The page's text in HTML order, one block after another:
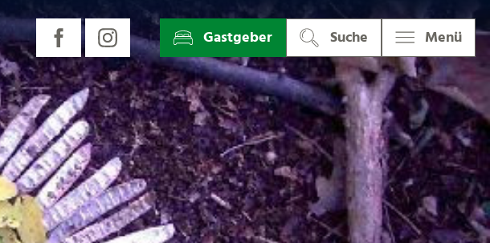
Gastgeber Suche Menü